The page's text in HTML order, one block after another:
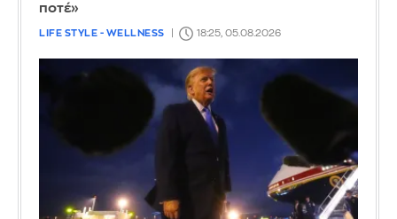
ποτέ»
LIFE STYLE - WELLNESS 18:25, 05.08.2026